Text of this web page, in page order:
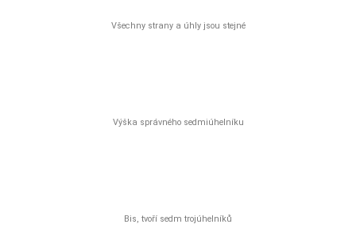
Všechny strany a úhly jsou stejné
Výška správného sedmiúhelníku
Bis, tvoří sedm trojúhelníků